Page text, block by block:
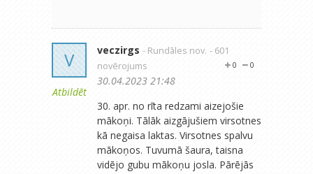
V
Atbildēt
veczirgs - Rundāles nov. - 601
novērojums
0
0
30.04.2023 21:48
30. apr. no rīta redzami aizejošie
mākoņi. Tālāk aizgājušiem virsotnes
kā negaisa laktas. Virsotnes spalvu
mākoņos. Tuvumā šaura, taisna
vidējo gubu mākoņu josla. Pārējās